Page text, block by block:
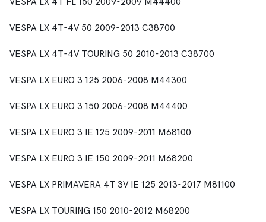
VESPA LX 4T-4V 50 2009-2013 C38700
VESPA LX 4T-4V TOURING 50 2010-2013 C38700
VESPA LX EURO 3 125 2006-2008 M44300
VESPA LX EURO 3 150 2006-2008 M44400
VESPA LX EURO 3 IE 125 2009-2011 M68100
VESPA LX EURO 3 IE 150 2009-2011 M68200
VESPA LX PRIMAVERA 4T 3V IE 125 2013-2017 M81100
VESPA LX TOURING 150 2010-2012 M68200